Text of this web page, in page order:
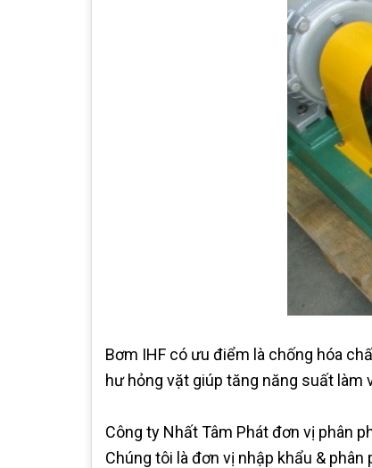
Bơm IHF có ưu điểm là chống hóa
hư hỏng vặt giúp tăng năng suất làm
Công ty Nhất Tâm Phát đơn vị phân
Chúng tôi là đơn vị nhập khẩu &